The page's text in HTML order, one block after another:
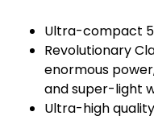
Ultra-compact
Revolutionary
enormous
and super-light
Ultra-high quality